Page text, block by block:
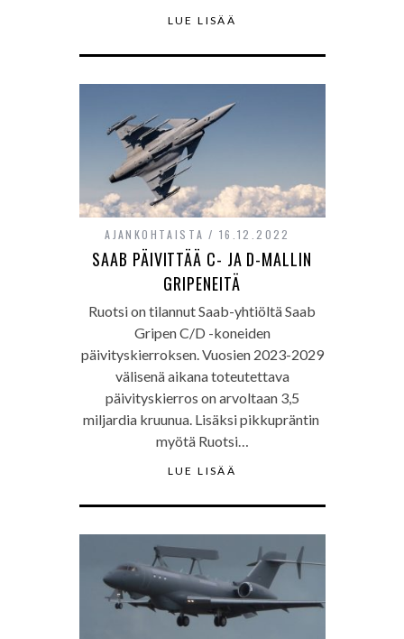
LUE LISÄÄ
AJANKOHTAISTA 16.12.2022
SAAB PÄIVITTÄÄ C- JA D-MALLIN
GRIPENEITÄ
Ruotsi on tilannut Saab-yhtiöltä Saab
Gripen C/D -koneiden
päivityskierroksen. Vuosien 2023-2029
välisenä aikana toteutettava
päivityskierros on arvoltaan 3,5
miljardia kruunua. Lisäksi pikkupräntin
myötä Ruotsi…
LUE LISÄÄ